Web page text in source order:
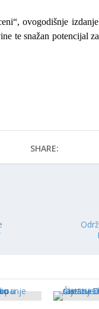
ovogodišnje
te snažan potencijal
SHARE: